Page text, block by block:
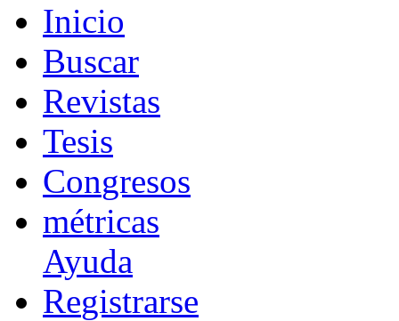
Inicio
Buscar
Revistas
Tesis
Congresos
métricas
Ayuda
Registrarse